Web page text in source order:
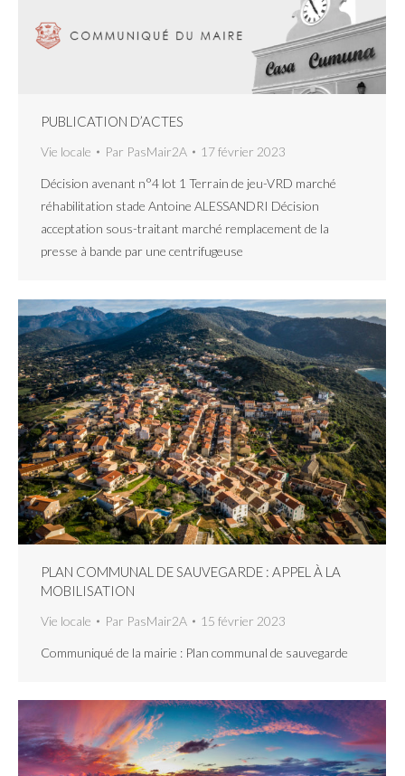
PUBLICATION D’ACTES
Vie locale Par PasMair2A 17 février 2023
Décision avenant n°4 lot 1 Terrain de jeu-VRD marché
réhabilitation stade Antoine ALESSANDRI Décision
acceptation sous-traitant marché remplacement de la
presse à bande par une centrifugeuse
PLAN COMMUNAL DE SAUVEGARDE : APPEL À LA
MOBILISATION
Vie locale Par PasMair2A 15 février 2023
Communiqué de la mairie : Plan communal de sauvegarde